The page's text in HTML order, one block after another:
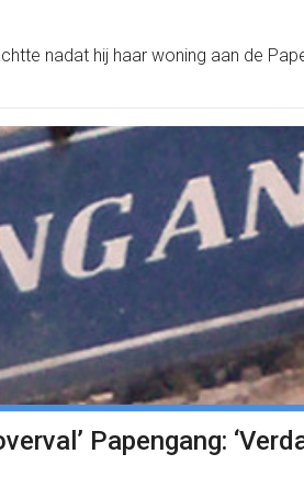
nadat hij haar woning aan de
Papengang: